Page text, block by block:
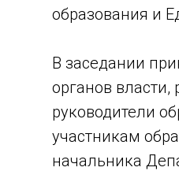
образования и
В заседании
органов
руководители
участникам
начальника